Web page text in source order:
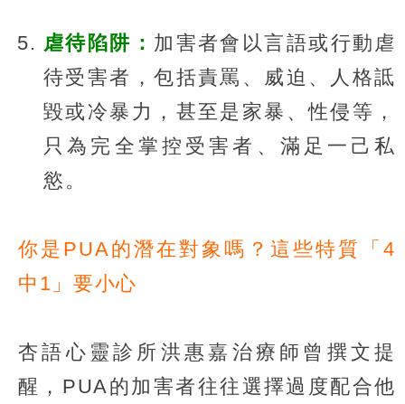
虐待陷阱： 加害者會以言語或行動虐
待受害者，包括責罵、威迫、人格詆
毀或冷暴力，甚至是家暴、性侵等，
只為完全掌控受害者、滿足一己私
慾。
你是PUA的潛在對象嗎？這些特質「4
中1」要小心
杏語心靈診所洪惠嘉治療師曾撰文提
醒，PUA的加害者往往選擇過度配合他